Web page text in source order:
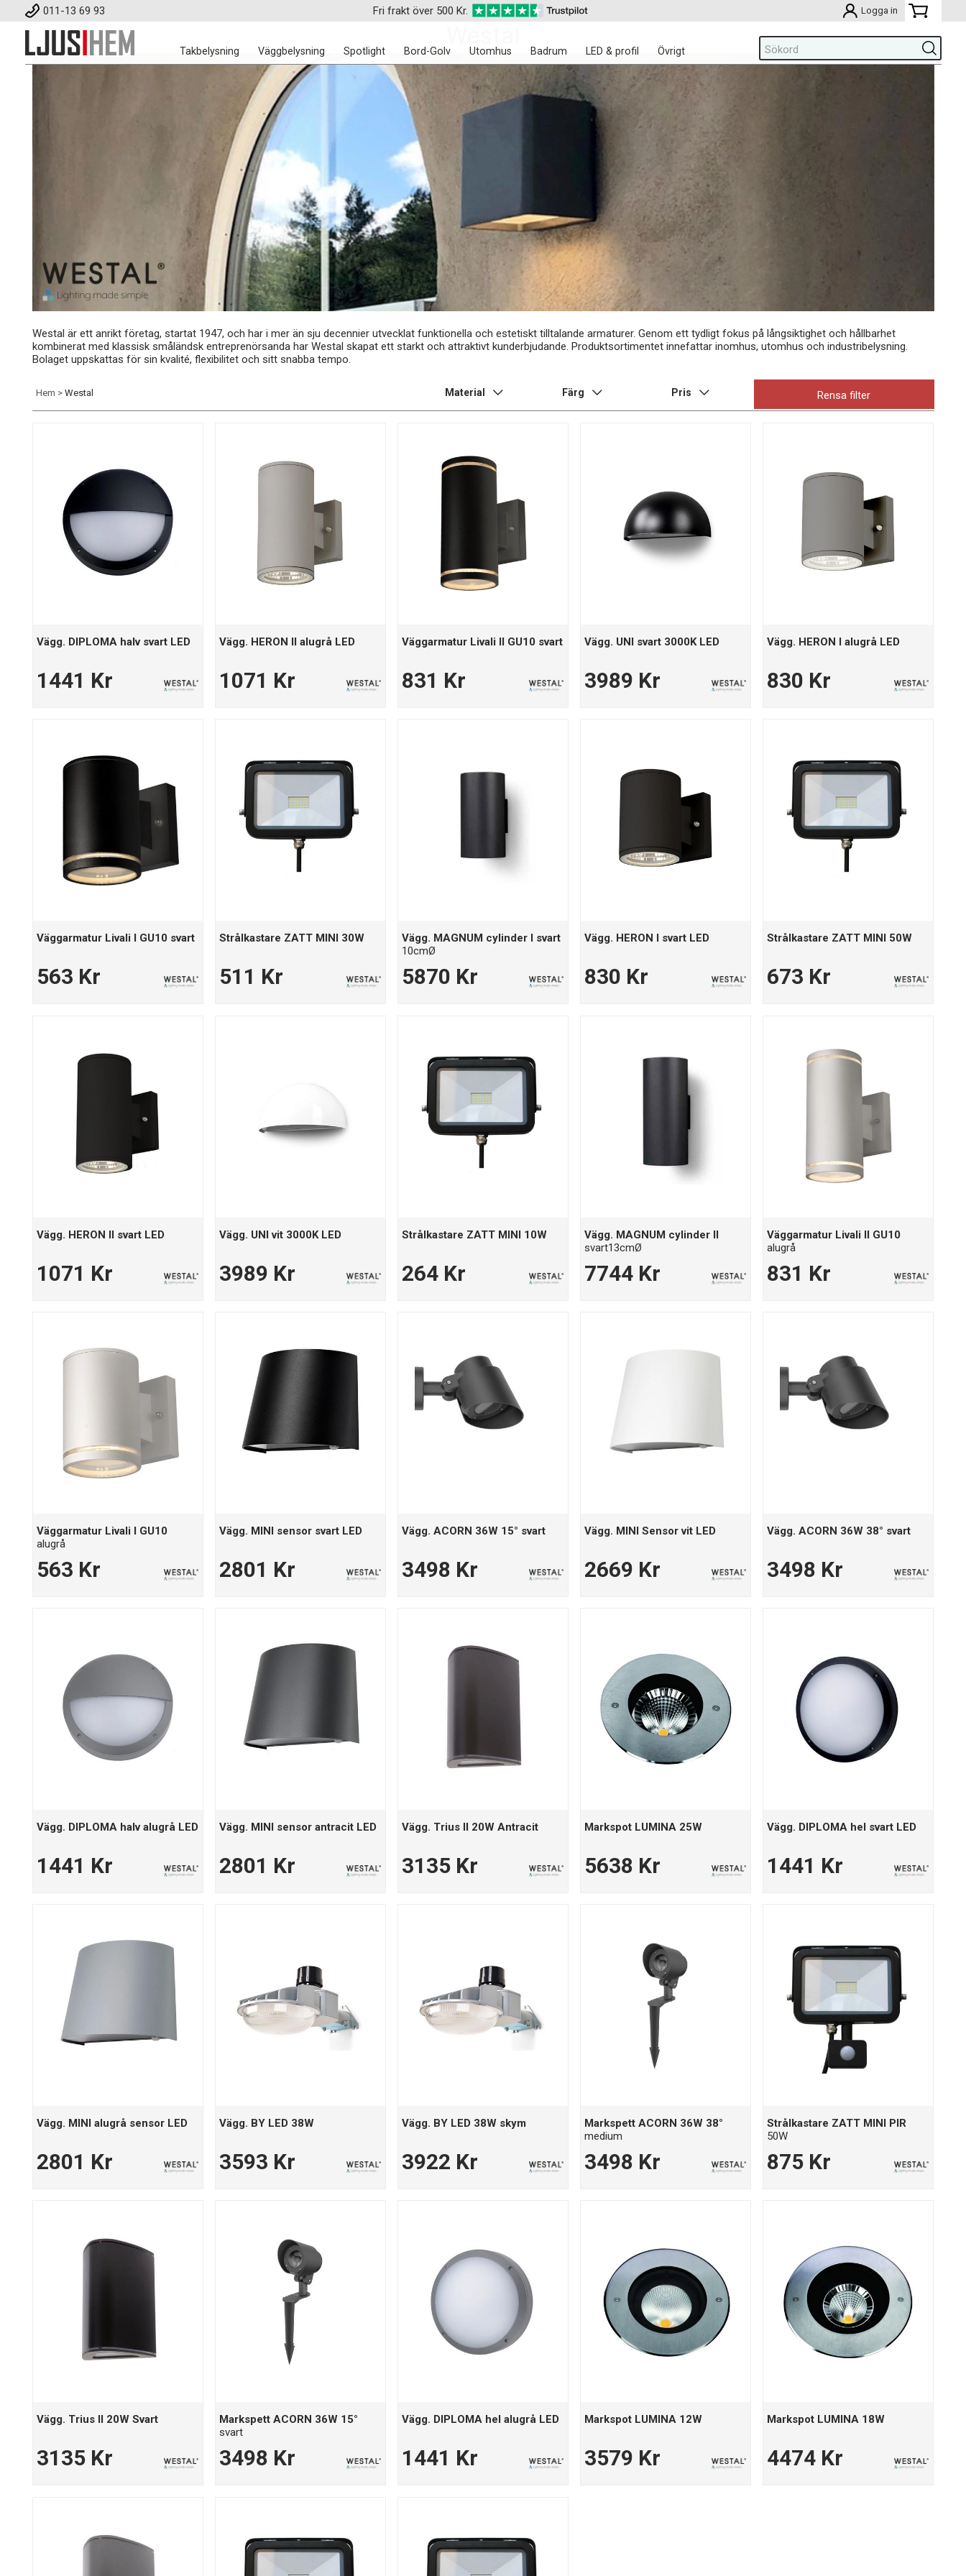
011-13 69 93 Fri frakt över 500 Kr. Logga in
Takbelysning Väggbelysning Spotlight Bord-Golv Utomhus Badrum LED & profil Övrigt
Westal är ett anrikt företag, startat 1947, och har i mer än sju decennier utvecklat funktionella och estetiskt tilltalande armaturer. Genom ett tydligt fokus på långsiktighet och hållbarhet
kombinerat med klassisk småländsk entreprenörsanda har Westal skapat ett starkt och attraktivt kunderbjudande. Produktsortimentet innefattar inomhus, utomhus och industribelysning.
Bolaget uppskattas för sin kvalité, flexibilitet och sitt snabba tempo.
Hem Westal Material Färg Pris Rensa filter
Vägg. DIPLOMA halv svart LED
1441 Kr
Vägg. HERON II alugrå LED
1071 Kr
Väggarmatur Livali II GU10 svart
831 Kr
Vägg. UNI svart 3000K LED
3989 Kr
Vägg. HERON I alugrå LED
830 Kr
Väggarmatur Livali I GU10 svart
563 Kr
Strålkastare ZATT MINI 30W
511 Kr
Vägg. MAGNUM cylinder I svart
10cmØ
5870 Kr
Vägg. HERON I svart LED
830 Kr
Strålkastare ZATT MINI 50W
673 Kr
Vägg. HERON II svart LED
1071 Kr
Vägg. UNI vit 3000K LED
3989 Kr
Strålkastare ZATT MINI 10W
264 Kr
Vägg. MAGNUM cylinder II
svart13cmØ
7744 Kr
Väggarmatur Livali II GU10
alugrå
831 Kr
Väggarmatur Livali I GU10
alugrå
563 Kr
Vägg. MINI sensor svart LED
2801 Kr
Vägg. ACORN 36W 15° svart
3498 Kr
Vägg. MINI Sensor vit LED
2669 Kr
Vägg. ACORN 36W 38° svart
3498 Kr
Vägg. DIPLOMA halv alugrå LED
1441 Kr
Vägg. MINI sensor antracit LED
2801 Kr
Vägg. Trius II 20W Antracit
3135 Kr
Markspot LUMINA 25W
5638 Kr
Vägg. DIPLOMA hel svart LED
1441 Kr
Vägg. MINI alugrå sensor LED
2801 Kr
Vägg. BY LED 38W
3593 Kr
Vägg. BY LED 38W skym
3922 Kr
Markspett ACORN 36W 38°
medium
3498 Kr
Strålkastare ZATT MINI PIR
50W
875 Kr
Vägg. Trius II 20W Svart
3135 Kr
Markspett ACORN 36W 15°
svart
3498 Kr
Vägg. DIPLOMA hel alugrå LED
1441 Kr
Markspot LUMINA 12W
3579 Kr
Markspot LUMINA 18W
4474 Kr